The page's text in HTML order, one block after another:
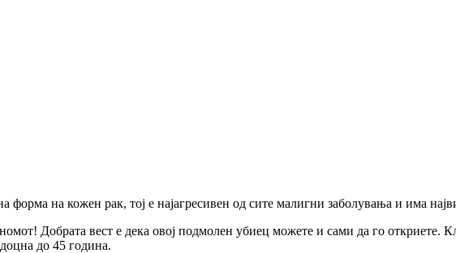
форма на кожен рак, тој е најагресивен од сите малигни заболувања и има
Добрата вест е дека овој подмолен убиец можете и сами да го откриете.
до 45 година.